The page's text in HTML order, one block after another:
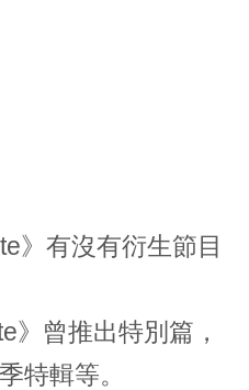
》有沒有衍生節目
》曾推出特別篇，
特輯等。